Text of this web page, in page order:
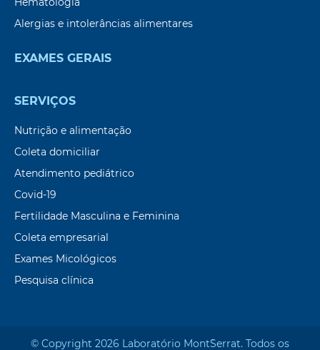
Alergias e intolerâncias alimentares
EXAMES GERAIS
SERVIÇOS
Nutrição e alimentação
Coleta domiciliar
Atendimento pediátrico
Covid-19
Fertilidade Masculina e Feminina
Coleta empresarial
Exames Micológicos
Pesquisa clínica
© Copyright 2026 Laboratório Mont`Serrat. Todos os